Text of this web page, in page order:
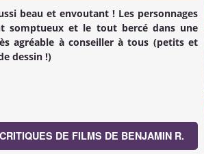
beau et envoutant ! Les personnages
somptueux et le tout bercé dans une
agréable à conseiller à tous (petits et
dessin !)
CRITIQUES DE FILMS DE BENJAMIN R.